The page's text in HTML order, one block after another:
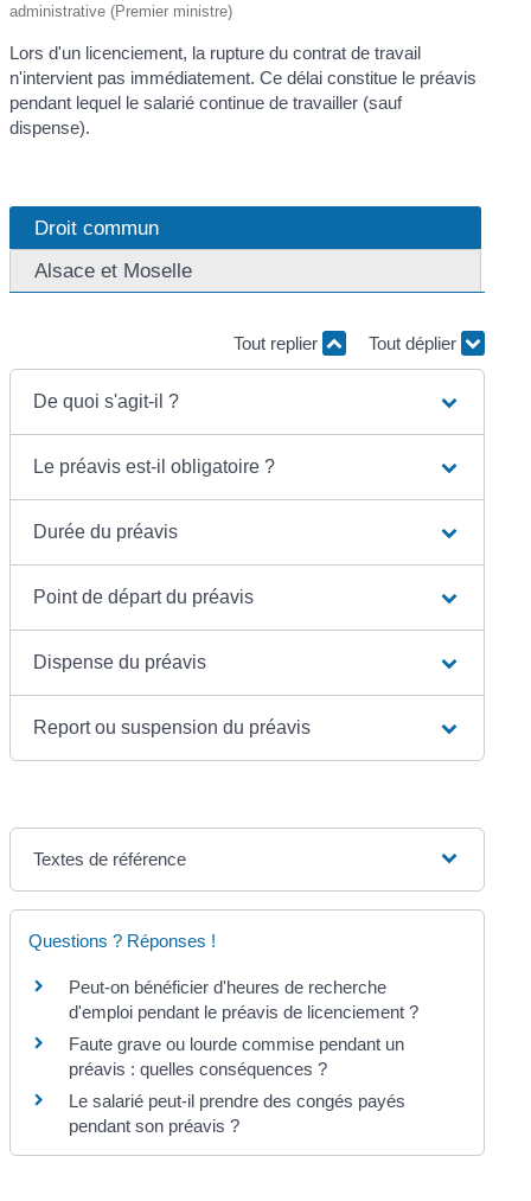
administrative (Premier ministre)
Lors d'un licenciement, la rupture du contrat de travail
n'intervient pas immédiatement. Ce délai constitue le préavis
pendant lequel le salarié continue de travailler (sauf
dispense).
Droit commun
Alsace et Moselle
Tout replier Tout déplier
De quoi s'agit-il ?
Le préavis est-il obligatoire ?
Durée du préavis
Point de départ du préavis
Dispense du préavis
Report ou suspension du préavis
Textes de référence
Questions ? Réponses !
Peut-on bénéficier d'heures de recherche
d'emploi pendant le préavis de licenciement ?
Faute grave ou lourde commise pendant un
préavis : quelles conséquences ?
Le salarié peut-il prendre des congés payés
pendant son préavis ?